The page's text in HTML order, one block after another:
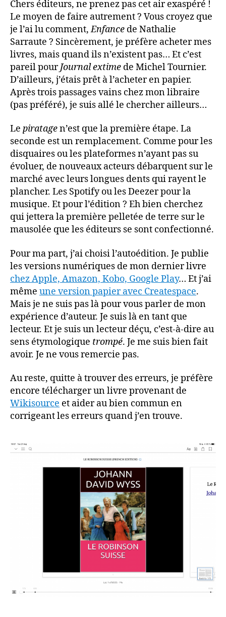
Chers éditeurs, ne prenez pas cet air exaspéré !
Le moyen de faire autrement ? Vous croyez que
je l’ai lu comment,Enfance de Nathalie
Sarraute ? Sincèrement, je préfère acheter mes
livres, mais quand ils n’existent pas… Et c’est
pareil pourJournal extime de Michel Tournier.
D’ailleurs, j’étais prêt à l’acheter en papier.
Après trois passages vains chez mon libraire
(pas préféré), je suis allé le chercher ailleurs…
Le piratagen’est que la première étape. La
seconde est un remplacement. Comme pour les
disquaires ou les plateformes n’ayant pas su
évoluer, de nouveaux acteurs débarquent sur le
marché avec leurs longues dents qui rayent le
plancher. Les Spotify ou les Deezer pour la
musique. Et pour l’édition ? Eh bien cherchez
qui jettera la première pelletée de terre sur le
mausolée que les éditeurs se sont confectionné.
Pour ma part, j’ai choisi l’autoédition. Je publie
les versions numériques de mon dernier livre
chez Apple, Amazon, Kobo, Google Play… Et j’ai
même une version papier avec Createspace.
Mais je ne suis pas là pour vous parler de mon
expérience d’auteur. Je suis là en tant que
lecteur. Et je suis un lecteur déçu, c’est-à-dire au
sens étymologique trompé. Je me suis bien fait
avoir. Je ne vous remercie pas.
Au reste, quitte à trouver des erreurs, je préfère
encore télécharger un livre provenant de
Wikisource et aider au bien commun en
corrigeant les erreurs quand j’en trouve.